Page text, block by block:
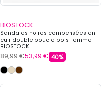
BIOSTOCK
Sandales noires compensées en
cuir double boucle bois Femme
BIOSTOCK
89,99 €53,99 € 40%